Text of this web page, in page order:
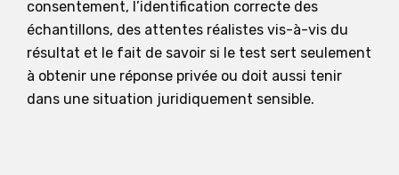
consentement, l’identification correcte des
échantillons, des attentes réalistes vis-à-vis du
résultat et le fait de savoir si le test sert seulement
à obtenir une réponse privée ou doit aussi tenir
dans une situation juridiquement sensible.